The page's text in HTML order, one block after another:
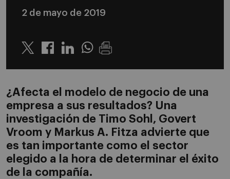
2 de mayo de 2019
Twitter LinkedinWhatsapp
¿Afecta el modelo de negocio de una
empresa a sus resultados? Una
investigación de Timo Sohl, Govert
Vroom y Markus A. Fitza advierte que
es tan importante como el sector
elegido a la hora de determinar el éxito
de la compañía.